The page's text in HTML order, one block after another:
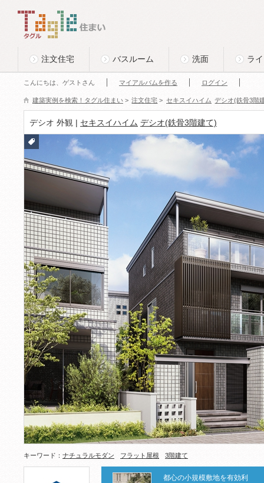
Tagle タグル 住まい
注文住宅 バスルーム 洗面 ラ
こんにちは、ゲストさん マイアルバムを作る ログイン
建築実例を検索！タグル住まい > 注文住宅 > セキスイハイム デシオ(鉄骨3階
デシオ 外観 | セキスイハイム デシオ(鉄骨3階建て)
をつ
ける
キーワード： ナチュラルモダン フラット屋根 3階建て
都心の小規模敷地を有効利